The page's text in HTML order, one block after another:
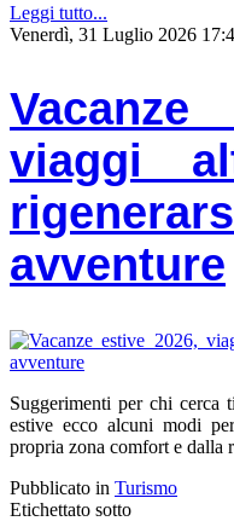
Leggi tutto...
Venerdì, 31 Luglio 2026
viaggi
avventure
Suggerimenti per chi
estive ecco alcuni modi
propria zona comfort e dalla
Pubblicato in Turismo
Etichettato sotto